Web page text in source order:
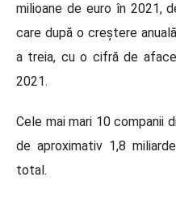
milioane de euro în 2021,
care după o creștere
a treia, cu o cifră de
2021.
Cele mai mari 10 companii
de aproximativ 1,8
total.